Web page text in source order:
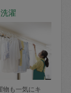
洗濯
物も一気にキ